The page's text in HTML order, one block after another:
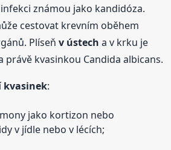
známou jako kandidóza.
cestovat krevním oběhem
Plíseňv ústech a v krku je
právě kvasinkou Candida albicans.
kvasinek:
jako kortizon nebo
v jídle nebo v lécích;